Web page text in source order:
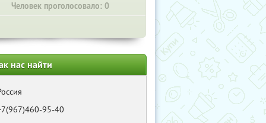
Человек проголосовало: 0
нас найти
95-40